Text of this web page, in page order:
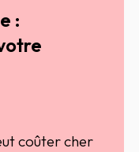
:
coûter cher